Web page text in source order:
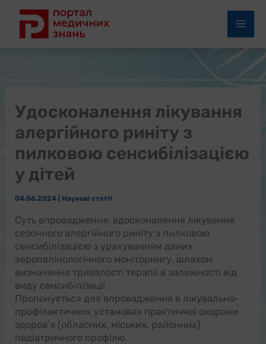
Удосконалення лікування
алергійного риніту з
пилковою сенсибілізацією
у дітей
04.06.2024 Наукові статті
Суть впровадження: вдосконалення лікування
сезонного алергійного риніту з пилковою
сенсибілізацією з урахуванням даних
аеропалінологічного моніторингу, шляхом
визначення тривалості терапії в залежності від
виду сенсибілізації.
Пропонується для впровадження в лікувально-
профілактичних установах практичної охорони
здоров’я (обласних, міських, районних)
педіатричного профілю.